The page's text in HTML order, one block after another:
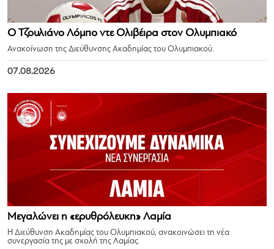
Ο Τζουλιάνο Λόμπο ντε Ολιβέιρα στον Ολυμπιακό
Ανακοίνωση της Διεύθυνσης Ακαδημίας του Ολυμπιακού.
07.08.2026
Μεγαλώνει η «ερυθρόλευκη» Λαμία
Η Διεύθυνση Ακαδημίας του Ολυμπιακού, ανακοινώσει τη νέα
συνεργασία της με σχολή της Λαμίας.